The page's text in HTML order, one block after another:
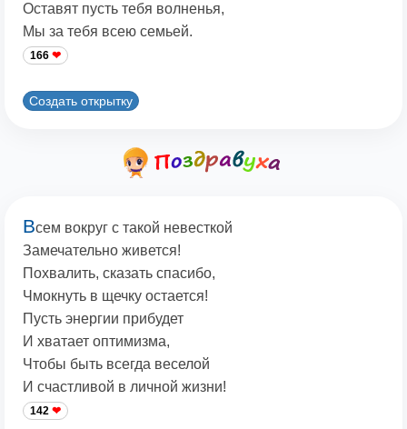
Оставят пусть тебя волненья,
Мы за тебя всею семьей.
166
Создать открытку
Всем вокруг с такой невесткой
Замечательно живется!
Похвалить, сказать спасибо,
Чмокнуть в щечку остается!
Пусть энергии прибудет
И хватает оптимизма,
Чтобы быть всегда веселой
И счастливой в личной жизни!
142